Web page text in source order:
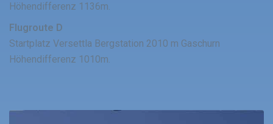
Höhendifferenz 1136m.
Flugroute D
Startplatz Versettla Bergstation 2010 m Gaschurn
Höhendifferenz 1010m.